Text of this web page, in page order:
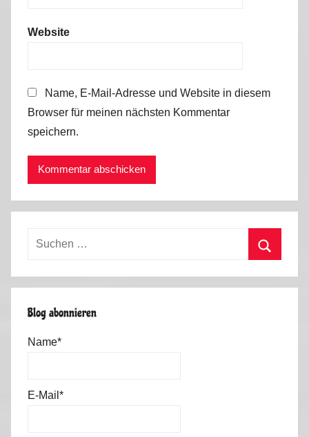
Website
Name, E-Mail-Adresse und Website in diesem
Browser für meinen nächsten Kommentar
speichern.
Suchen
Blog abonnieren
Name*
E-Mail*